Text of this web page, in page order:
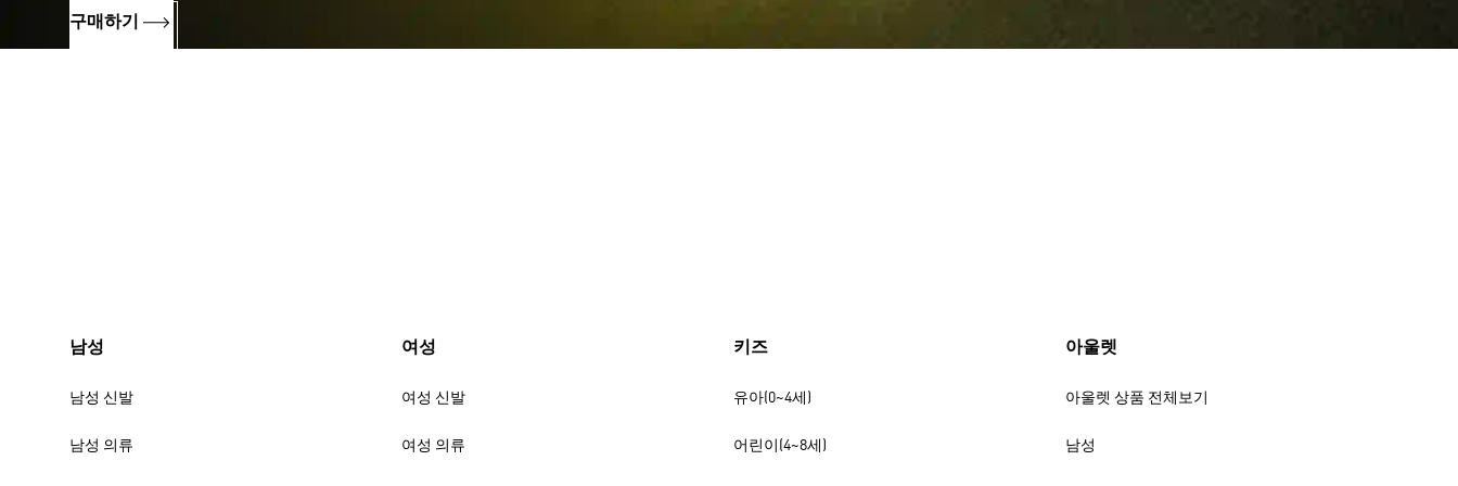
구매하기
남성
남성 신발
남성 의류
여성
여성 신발
여성 의류
키즈
유아(0~4세)
어린이(4~8세)
아울렛
아울렛 상품 전체보기
남성